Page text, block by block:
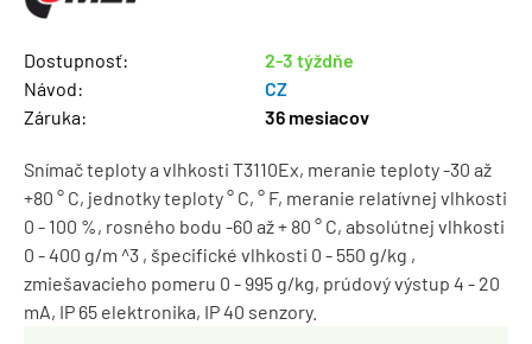
Dostupnosť:
2-3 týždňe
Návod:
CZ
Záruka:
36 mesiacov
Snímač teploty a vlhkosti T3110Ex, meranie teploty -30 až
+80 ° C, jednotky teploty ° C, ° F, meranie relatívnej vlhkosti
0 - 100 %, rosného bodu -60 až + 80 ° C, absolútnej vlhkosti
0 - 400 g/m ^3 , špecifické vlhkosti 0 - 550 g/kg ,
zmiešavacieho pomeru 0 - 995 g/kg, prúdový výstup 4 - 20
mA, IP 65 elektronika, IP 40 senzory.